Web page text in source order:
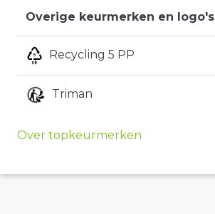
Overige keurmerken en logo's
Recycling 5 PP
Triman
Over topkeurmerken